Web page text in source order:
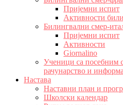
Пријемни испит
Активности
Билингвални смер-
Пријемни испит
Активности
Giornalino
Ученици са посебним
рачунарство и
Настава
Наставни план и
Школски календар